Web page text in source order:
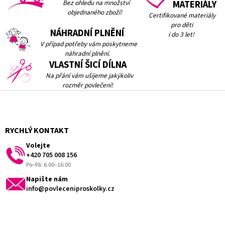
Bez ohledu na množství
objednaného zboží!
NÁHRADNÍ PLNĚNÍ
V případ potřeby vám poskytneme
náhradní plnění.
VLASTNÍ ŠICÍ DÍLNA
Na přání vám ušijeme jakýkoliv
rozměr povlečení!
MATERIÁLY
Certifikované materiály
pro děti
i do 3 let!
Z
RYCHLÝ KONTAKT
Volejte
+420 705 008 156
Po–Pá: 6:00–16:00
Napište nám
info@povleceniproskolky.cz